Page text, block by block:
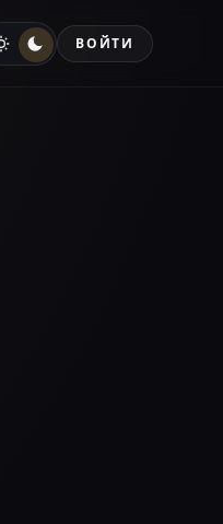
ВОЙТИ